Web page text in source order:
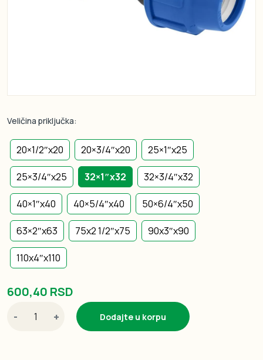
Veličina priključka:
20×1/2″x20 20×3/4″x20 25×1″x25
25×3/4″x25 32×1″x32 32×3/4″x32
40×1″x40 40×5/4″x40 50×6/4″x50
63×2″x63 75x2 1/2″x75 90x3″x90
110x4″x110
600,40 RSD
- + Dodajte u korpu